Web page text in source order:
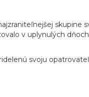
skupine
v uplynulých
svoju